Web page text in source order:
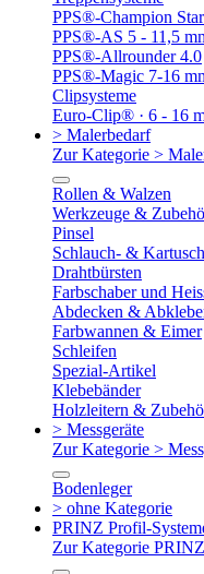
PPS®-Champion
PPS®-AS 5 - 11,5
PPS®-Allrounder 4.0
PPS®-Magic 7-16
Clipsysteme
Euro-Clip® · 6 - 16
> Malerbedarf
Zur Kategorie >
Rollen & Walzen
Werkzeuge &
Pinsel
Schlauch- &
Drahtbürsten
Farbschaber und
Abdecken &
Farbwannen & Eimer
Schleifen
Spezial-Artikel
Klebebänder
Holzleitern &
> Messgeräte
Zur Kategorie >
Bodenleger
> ohne Kategorie
PRINZ Profil-
Zur Kategorie